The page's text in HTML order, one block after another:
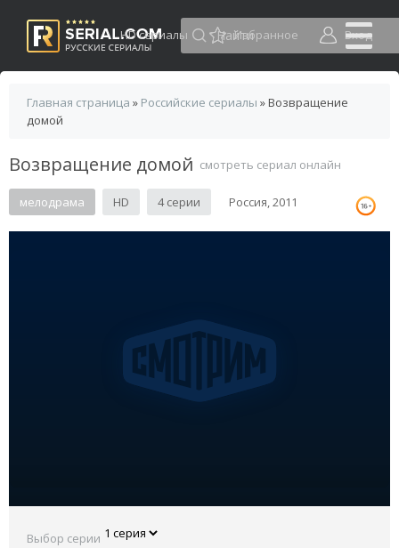
HD сериалы Избранное Вход
Главная страница » Российские сериалы » Возвращение
домой
Возвращение домой смотреть сериал онлайн
мелодрама HD 4 серии Россия, 2011
Выбор серии